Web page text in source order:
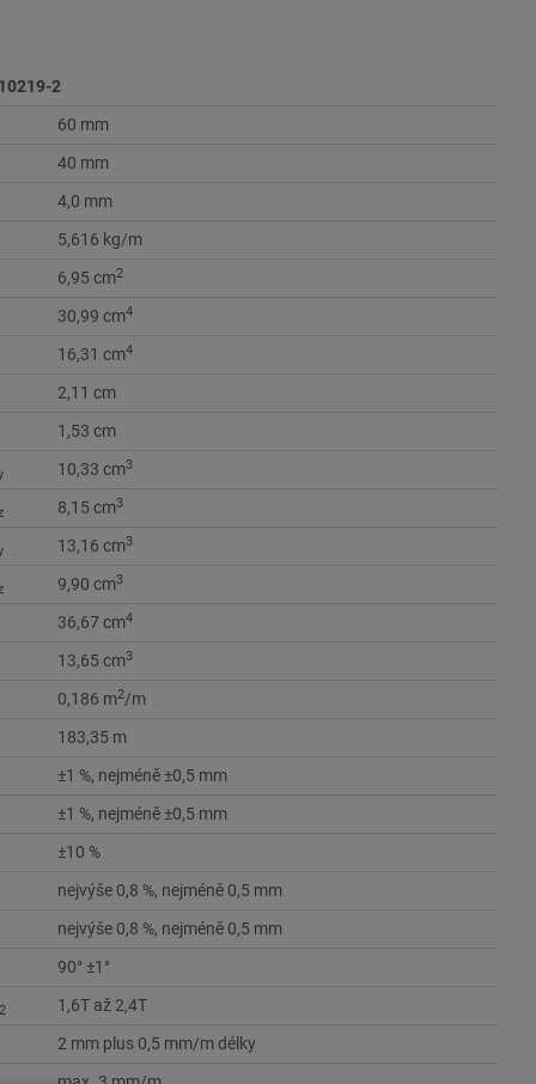
2
60 mm
40 mm
4,0 mm
5,616 kg/m
6,95 cm2
30,99 cm4
16,31 cm4
2,11 cm
1,53 cm
10,33 cm3
8,15 cm3
13,16 cm3
9,90 cm3
36,67 cm4
13,65 cm3
0,186 m2/m
183,35 m
±1 %, nejméně ±0,5 mm
±1 %, nejméně ±0,5 mm
±10 %
nejvýše 0,8 %, nejméně 0,5 mm
nejvýše 0,8 %, nejméně 0,5 mm
90° ±1°
2
1,6T až 2,4T
2 mm plus 0,5 mm/m délky